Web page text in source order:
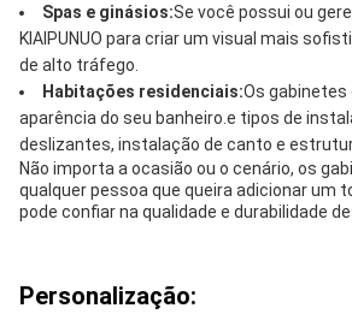
Spas e ginásios:Se você possui ou
KIAIPUNUO para criar um visual mais
de alto tráfego.
Habitações residenciais:Os gabinetes
aparência do seu banheiro.e tipos de
deslizantes, instalação de canto e
Não importa a ocasião ou o cenário, os
qualquer pessoa que queira adicionar um
pode confiar na qualidade e durabilidade
Personalização: